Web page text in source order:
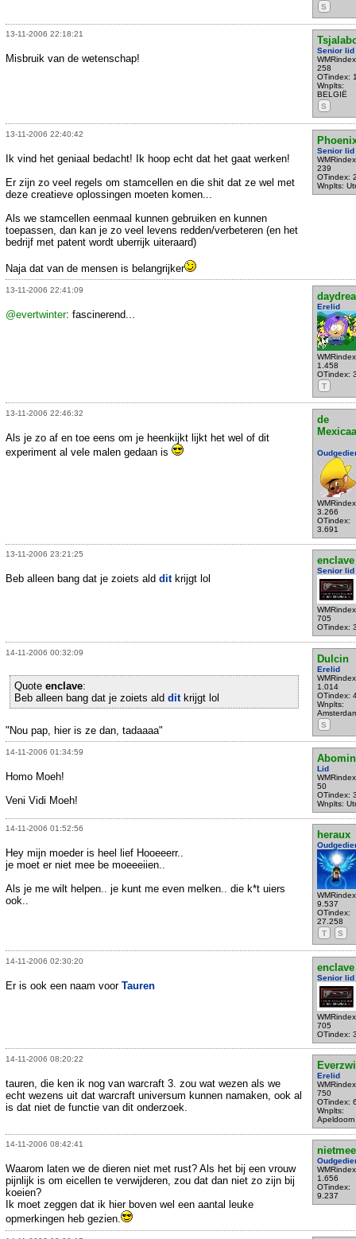
S
13-11-2006 22:18:21
Senior lid
258
OTindex:
Wnplts:
BELGIË
S
Misbruik van de wetenschap!
13-11-2006 22:40:42
Senior lid
239
OTindex:
Wnplts:
Ik vind het geniaal bedacht! Ik hoop echt dat het gaat werken!
Er zijn zo veel regels om stamcellen en die shit dat ze wel met
deze creatieve oplossingen moeten komen...
Als we stamcellen eenmaal kunnen gebruiken en kunnen
toepassen, dan kan je zo veel levens redden/verbeteren (en het
bedrijf met patent wordt uberrijk uiteraard)
Naja dat van de mensen is belangrijker
13-11-2006 22:41:09
Erelid
1.458
OTindex:
T
@evertwinter: fascinerend...
13-11-2006 22:46:32
de
3.266
OTindex:
3.691
Als je zo af en toe eens om je heenkijkt lijkt het wel of dit
experiment al vele malen gedaan is
13-11-2006 23:21:25
enclave
Senior lid
705
OTindex:
Beb alleen bang dat je zoiets ald ditkrijgt lol
14-11-2006 00:32:09
Dulcin
Erelid
1.014
OTindex:
Wnplts:
S
Quote enclave:
Beb alleen bang dat je zoiets ald dit krijgt lol
"Nou pap, hier is ze dan, tadaaaa"
14-11-2006 01:34:59
Lid
50
OTindex:
Wnplts:
Homo Moeh!
Veni Vidi Moeh!
14-11-2006 01:52:56
heraux
9.537
OTindex:
27.258
T
S
Hey mijn moeder is heel lief Hooeeerr..
je moet er niet mee be moeeeiien..
Als je me wilt helpen.. je kunt me even melken.. die k*t uiers
ook..
14-11-2006 02:30:20
enclave
Senior lid
705
OTindex:
Er is ook een naam voor Tauren
14-11-2006 08:20:22
Erelid
750
OTindex:
Wnplts:
Apeldoorn
tauren, die ken ik nog van warcraft 3. zou wat wezen als we
echt wezens uit dat warcraft universum kunnen namaken, ook al
is dat niet de functie van dit onderzoek.
14-11-2006 08:42:41
1.656
OTindex:
9.237
Waarom laten we de dieren niet met rust? Als het bij een vrouw
pijnlijk is om eicellen te verwijderen, zou dat dan niet zo zijn bij
koeien?
Ik moet zeggen dat ik hier boven wel een aantal leuke
opmerkingen heb gezien.